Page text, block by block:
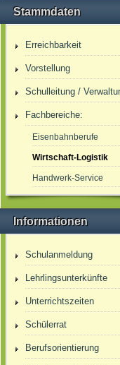
Stammdaten
Erreichbarkeit
Vorstellung
Schulleitung /
Fachbereiche:
Eisenbahnberufe
Wirtschaft-Logistik
Handwerk-Service
Informationen
Schulanmeldung
Lehrlingsunterkünfte
Unterrichtszeiten
Schülerrat
Berufsorientierung